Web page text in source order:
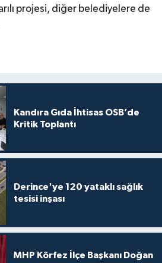
projesi, diğer belediyelere de
Kandıra Gıda İhtisas OSB’de
Kritik Toplantı
Derince'ye 120 yataklı sağlık
tesisi inşası
MHP Körfez İlçe Başkanı Doğan